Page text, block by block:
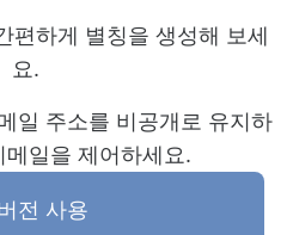
편하게 별칭을 생성해 보세
요.
일 주소를 비공개로 유지하
메일을 제어하세요.
전 사용